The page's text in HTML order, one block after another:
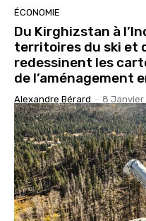
ÉCONOMIE
Du Kirghizstan à
territoires du ski et
redessinent les
de l’aménagement
Alexandre Bérard - 8 Janvier